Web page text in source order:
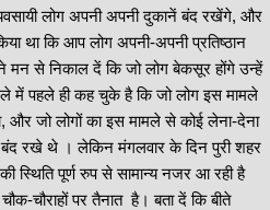
लोग अपनी अपनी दुकानें बंद रखेंगे, और
था कि आप लोग अपनी-अपनी प्रतिष्ठान
से निकाल दें कि जो लोग बेकसूर होंगे उन्हें
में पहले ही कह चुके है कि जो लोग इस मामले
और जो लोगों का इस मामले से कोई लेना-देना
बंद रखे थे । लेकिन मंगलवार के दिन पुरी शहर
स्थिति पूर्ण रुप से सामान्य नजर आ रही है
चौराहों पर तैनात है। बता दें कि बीते